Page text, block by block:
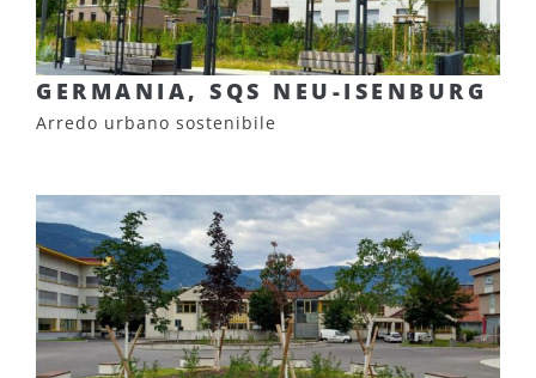
GERMANIA, SQS NEU-ISENBURG
Arredo urbano sostenibile